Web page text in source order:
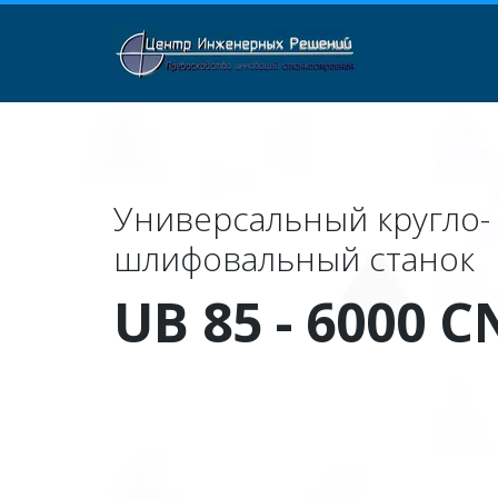
Универсальный кругло-
шлифовальный станок
UB 85 - 6000